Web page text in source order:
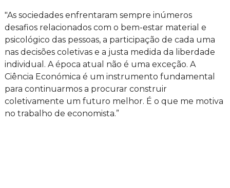
"As sociedades enfrentaram sempre inúmeros
desafios relacionados com o bem-estar material e
psicológico das pessoas, a participação de cada uma
nas decisões coletivas e a justa medida da liberdade
individual. A época atual não é uma exceção. A
Ciência Económica é um instrumento fundamental
para continuarmos a procurar construir
coletivamente um futuro melhor. É o que me motiva
no trabalho de economista.”